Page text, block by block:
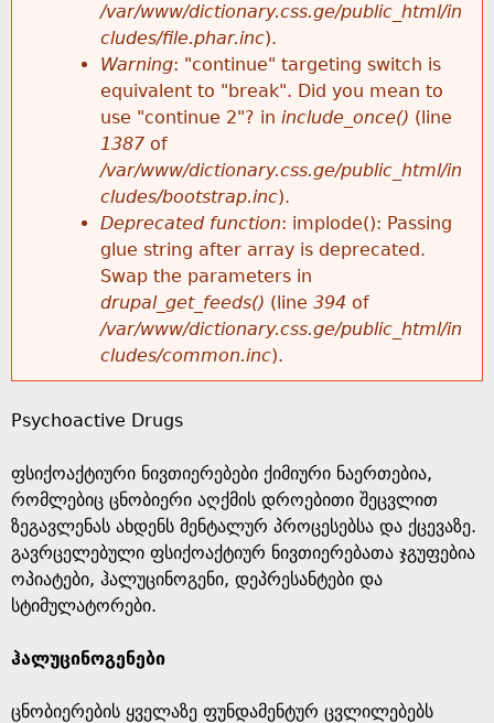
g
e
/var/www/dictionary.css.ge/public_html/in
cludes/file.phar.inc).
Warning: "continue" targeting switch is
equivalent to "break". Did you mean to
use "continue 2"? in include_once() (line
1387 of
/var/www/dictionary.css.ge/public_html/in
cludes/bootstrap.inc).
Deprecated function: implode(): Passing
glue string after array is deprecated.
Swap the parameters in
drupal_get_feeds() (line 394 of
/var/www/dictionary.css.ge/public_html/in
cludes/common.inc).
Psychoactive Drugs
ფსიქოაქტიური ნივთიერებები ქიმიური ნაერთებია,
რომლებიც ცნობიერი აღქმის დროებითი შეცვლით
ზეგავლენას ახდენს მენტალურ პროცესებსა და ქცევაზე.
გავრცელებული ფსიქოაქტიურ ნივთიერებათა ჯგუფებია
ოპიატები, ჰალუცინოგენი, დეპრესანტები და
სტიმულატორები.
ჰალუცინოგენები
ცნობიერების ყველაზე ფუნდამენტურ ცვლილებებს